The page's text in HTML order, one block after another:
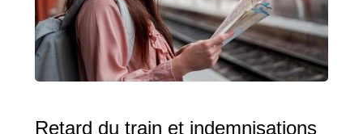
Retard du train et indemnisations